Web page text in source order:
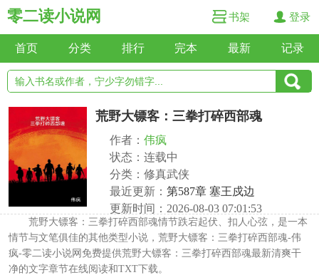
零二读小说网 书架 登录
首页 分类 排行 完本 最新 记录
荒野大镖客：三拳打碎西部魂
作者： 伟疯
状态：连载中
分类：修真武侠
最近更新： 第587章 塞王戍边
更新时间：2026-08-03 07:01:53
荒野大镖客：三拳打碎西部魂情节跌宕起伏、扣人心弦，是一本
情节与文笔俱佳的其他类型小说，荒野大镖客：三拳打碎西部魂-伟
疯-零二读小说网免费提供荒野大镖客：三拳打碎西部魂最新清爽干
净的文字章节在线阅读和TXT下载。